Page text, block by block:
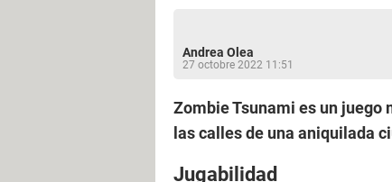
Andrea Olea
27 octobre 2022 11:51
Zombie Tsunami es un juego
las calles de una aniquilada
Jugabilidad